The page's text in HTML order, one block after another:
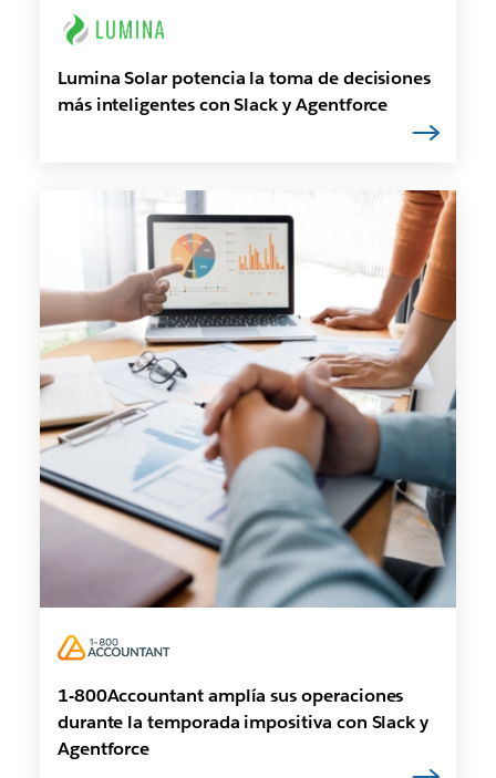
Lumina Solar potencia la toma de decisiones
más inteligentes con Slack y Agentforce
1-800Accountant amplía sus operaciones
durante la temporada impositiva con Slack y
Agentforce